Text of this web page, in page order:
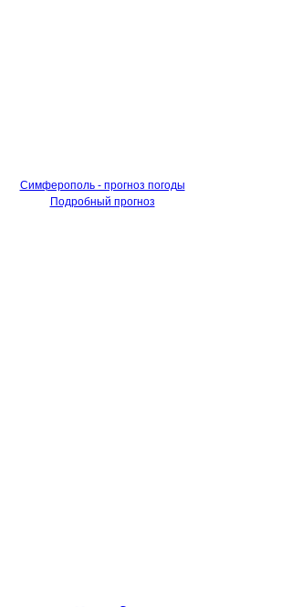
Симферополь - прогноз погоды
Подробный прогноз